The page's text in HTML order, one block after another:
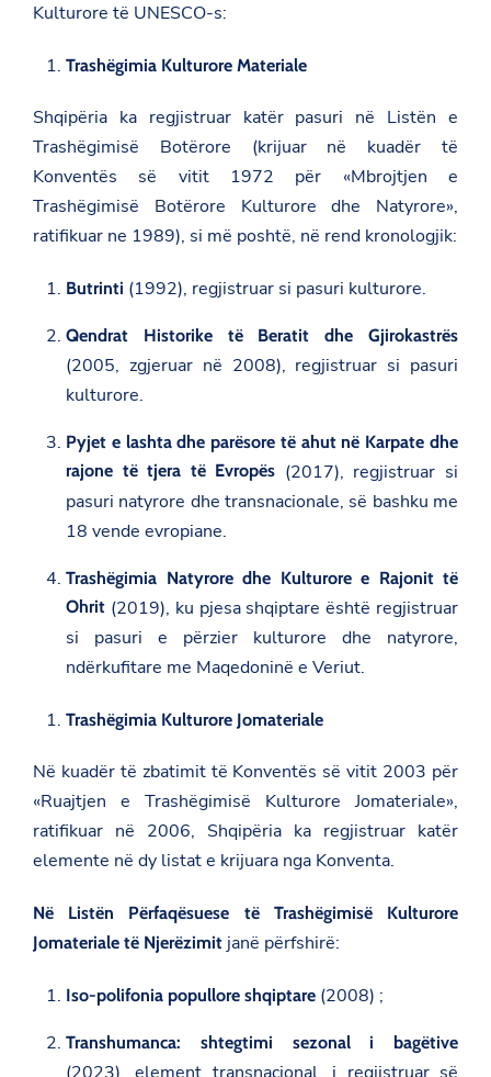
Kulturore të UNESCO-s:
Trashëgimia Kulturore Materiale
Shqipëria ka regjistruar katër pasuri në Listën e
Trashëgimisë Botërore (krijuar në kuadër të
Konventës së vitit 1972 për «Mbrojtjen e
Trashëgimisë Botërore Kulturore dhe Natyrore»,
ratifikuar ne 1989), si më poshtë, në rend kronologjik:
Butrinti (1992), regjistruar si pasuri kulturore.
Qendrat Historike të Beratit dhe Gjirokastrës
(2005, zgjeruar në 2008), regjistruar si pasuri
kulturore.
Pyjet e lashta dhe parësore të ahut në Karpate dhe
rajone të tjera të Evropës (2017), regjistruar si
pasuri natyrore dhe transnacionale, së bashku me
18 vende evropiane.
Trashëgimia Natyrore dhe Kulturore e Rajonit të
Ohrit (2019), ku pjesa shqiptare është regjistruar
si pasuri e përzier kulturore dhe natyrore,
ndërkufitare me Maqedoninë e Veriut.
Trashëgimia Kulturore Jomateriale
Në kuadër të zbatimit të Konventës së vitit 2003 për
«Ruajtjen e Trashëgimisë Kulturore Jomateriale»,
ratifikuar në 2006, Shqipëria ka regjistruar katër
elemente në dy listat e krijuara nga Konventa.
Në Listën Përfaqësuese të Trashëgimisë Kulturore
Jomateriale të Njerëzimit janë përfshirë:
Iso-polifonia popullore shqiptare (2008) ;
Transhumanca: shtegtimi sezonal i bagëtive